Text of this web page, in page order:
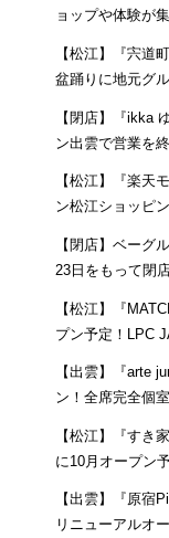
ョップや体験が
【松江】『宍道
盆踊りに地元グ
【閉店】『ikka
ン出雲で営業を
【松江】『楽天
ン松江ショッピ
【閉店】ベーグ
23日をもって閉
【松江】『
プン予定！LPC
【出雲】『arte
ン！全席完全個
【松江】『すき
に10月オープン
【出雲】『原宿
リニューアルオ